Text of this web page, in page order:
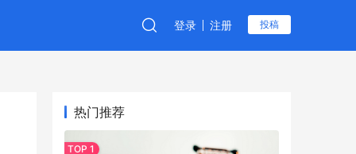
登录 注册 投稿
热门推荐